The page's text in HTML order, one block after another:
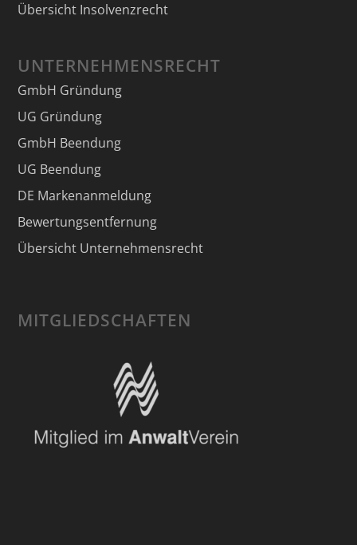
Übersicht Insolvenzrecht
UNTERNEHMENSRECHT
GmbH Gründung
UG Gründung
GmbH Beendung
UG Beendung
DE Markenanmeldung
Bewertungsentfernung
Übersicht Unternehmensrecht
MITGLIEDSCHAFTEN